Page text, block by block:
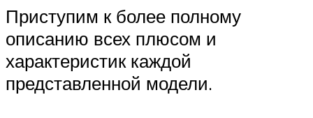
Приступим к более полному
описанию всех плюсом и
характеристик каждой
представленной модели.